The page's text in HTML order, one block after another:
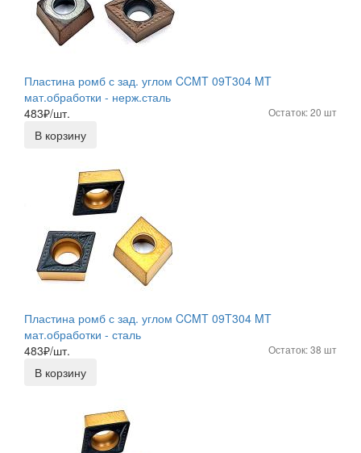
Пластина ромб с зад. углом CCMT 09T304 MT
мат.обработки - нерж.сталь
483₽/шт. Остаток: 20 шт
В корзину
Пластина ромб с зад. углом CCMT 09T304 MT
мат.обработки - сталь
483₽/шт. Остаток: 38 шт
В корзину